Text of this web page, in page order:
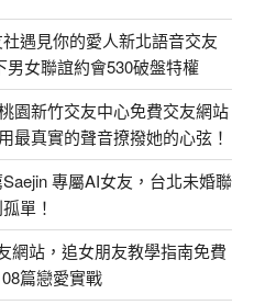
遇見你的愛人新北語音交友
女聯誼約會530破盤特權
園新竹交友中心免費交友網站
最真實的聲音撩撥她的心弦！
專屬AI女友，台北未婚聯
單！
網站，追女朋友教學指南免費
篇戀愛實戰